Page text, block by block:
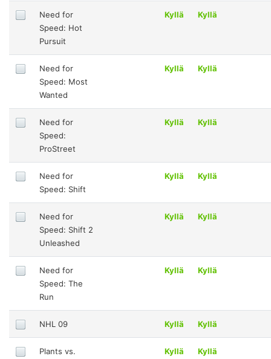
Need for
Speed: Hot
Pursuit
Kyllä Kyllä
Need for
Speed: Most
Wanted
Kyllä Kyllä
Need for
Speed:
ProStreet
Kyllä Kyllä
Need for
Speed: Shift
Kyllä Kyllä
Need for
Speed: Shift 2
Unleashed
Kyllä Kyllä
Need for
Speed: The
Run
Kyllä Kyllä
NHL 09 Kyllä Kyllä
Plants vs.
Kyllä Kyllä